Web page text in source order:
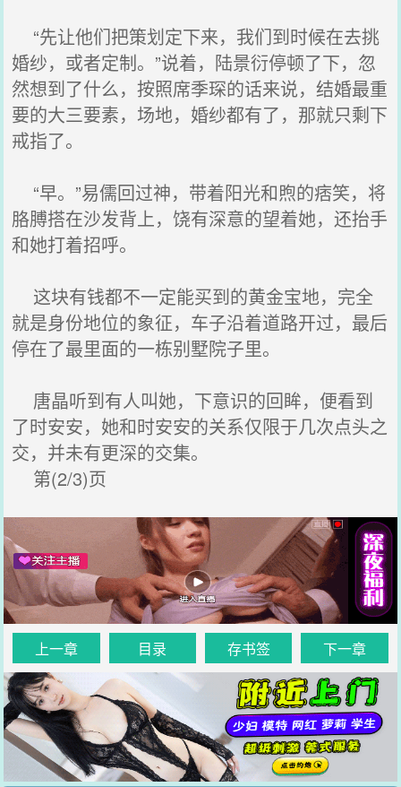
“先让他们把策划定下来，我们到时候在去挑
婚纱，或者定制。”说着，陆景衍停顿了下，忽
然想到了什么，按照席季琛的话来说，结婚最重
要的大三要素，场地，婚纱都有了，那就只剩下
戒指了。
“早。”易儒回过神，带着阳光和煦的痞笑，将
胳膊搭在沙发背上，饶有深意的望着她，还抬手
和她打着招呼。
这块有钱都不一定能买到的黄金宝地，完全
就是身份地位的象征，车子沿着道路开过，最后
停在了最里面的一栋别墅院子里。
唐晶听到有人叫她，下意识的回眸，便看到
了时安安，她和时安安的关系仅限于几次点头之
交，并未有更深的交集。
第(2/3)页
上一章 目录 存书签 下一章